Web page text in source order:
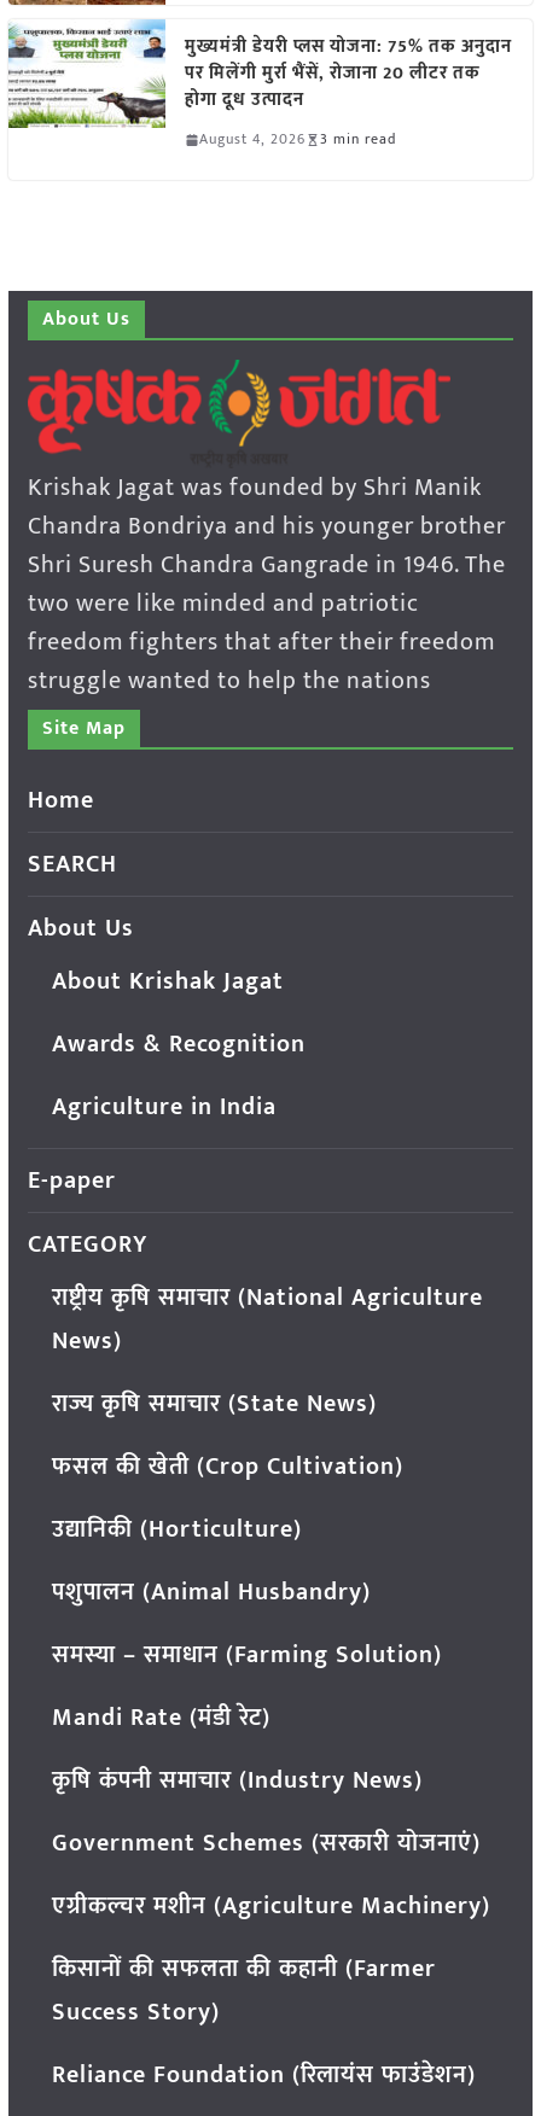
मुख्यमंत्री डेयरी प्लस योजना: 75% तक अनुदान
पर मिलेंगी मुर्रा भैंसें, रोजाना 20 लीटर तक
होगा दूध उत्पादन
August 4, 2026 3 min read
About Us
Krishak Jagat was founded by Shri Manik
Chandra Bondriya and his younger brother
Shri Suresh Chandra Gangrade in 1946. The
two were like minded and patriotic
freedom fighters that after their freedom
struggle wanted to help the nations
Site Map
Home
SEARCH
About Us
About Krishak Jagat
Awards & Recognition
Agriculture in India
E-paper
CATEGORY
राष्ट्रीय कृषि समाचार (National Agriculture
News)
राज्य कृषि समाचार (State News)
फसल की खेती (Crop Cultivation)
उद्यानिकी (Horticulture)
पशुपालन (Animal Husbandry)
समस्या – समाधान (Farming Solution)
Mandi Rate (मंडी रेट)
कृषि कंपनी समाचार (Industry News)
Government Schemes (सरकारी योजनाएं)
एग्रीकल्चर मशीन (Agriculture Machinery)
किसानों की सफलता की कहानी (Farmer
Success Story)
Reliance Foundation (रिलायंस फाउंडेशन)